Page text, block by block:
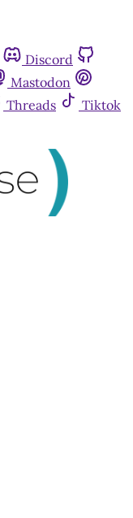
Discord
Mastodon
Threads
Tiktok